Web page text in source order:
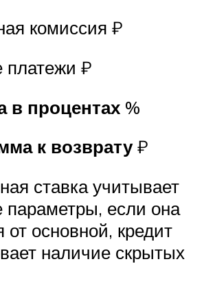
комиссия ₽
платежи ₽
в процентах %
к возврату₽
ставка учитывает
параметры, если она
от основной, кредит
наличие скрытых